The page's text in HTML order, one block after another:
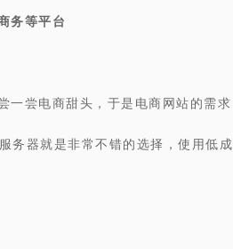
务等平台
一尝电商甜头，于是电商网站的需求
务器就是非常不错的选择，使用低成